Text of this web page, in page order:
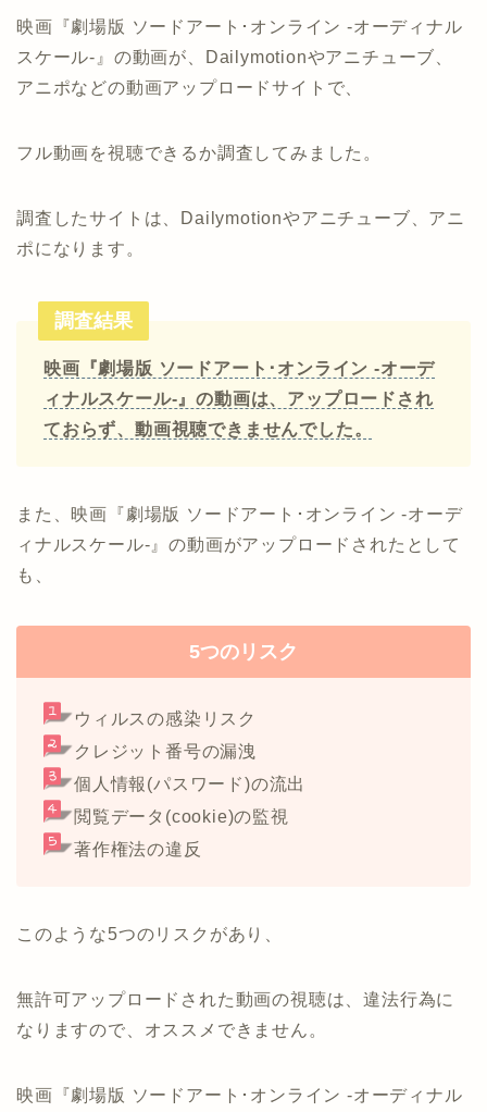
映画『劇場版 ソードアート･オンライン -オーディナル
スケール-』の動画が、Dailymotionやアニチューブ、
アニポなどの動画アップロードサイトで、
フル動画を視聴できるか調査してみました。
調査したサイトは、Dailymotionやアニチューブ、アニ
ポになります。
調査結果
映画『劇場版 ソードアート･オンライン -オーデ
ィナルスケール-』の動画は、アップロードされ
ておらず、動画視聴できませんでした。
また、映画『劇場版 ソードアート･オンライン -オーデ
ィナルスケール-』の動画がアップロードされたとして
も、
5つのリスク
ウィルスの感染リスク
クレジット番号の漏洩
個人情報(パスワード)の流出
閲覧データ(cookie)の監視
著作権法の違反
このような5つのリスクがあり、
無許可アップロードされた動画の視聴は、違法行為に
なりますので、オススメできません。
映画『劇場版 ソードアート･オンライン -オーディナル